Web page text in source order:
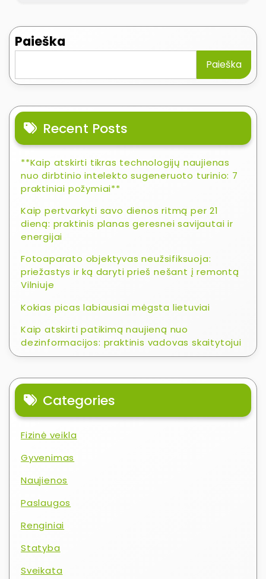
Paieška
Paieška
Recent Posts
**Kaip atskirti tikras technologijų naujienas
nuo dirbtinio intelekto sugeneruoto turinio: 7
praktiniai požymiai**
Kaip pertvarkyti savo dienos ritmą per 21
dieną: praktinis planas geresnei savijautai ir
energijai
Fotoaparato objektyvas neužsifiksuoja:
priežastys ir ką daryti prieš nešant į remontą
Vilniuje
Kokias picas labiausiai mėgsta lietuviai
Kaip atskirti patikimą naujieną nuo
dezinformacijos: praktinis vadovas skaitytojui
Categories
Fizinė veikla
Gyvenimas
Naujienos
Paslaugos
Renginiai
Statyba
Sveikata